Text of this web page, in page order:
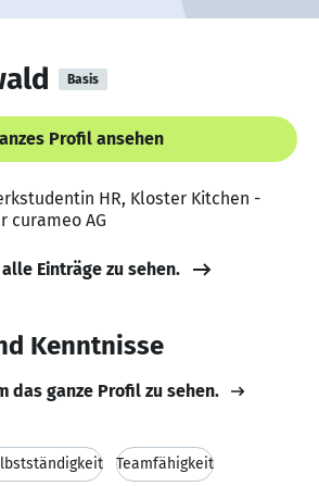
Basis
Profil ansehen
HR, Kloster Kitchen -
curameo AG
Einträge zu sehen.
Kenntnisse
das ganze Profil zu sehen.
Teamfähigkeit